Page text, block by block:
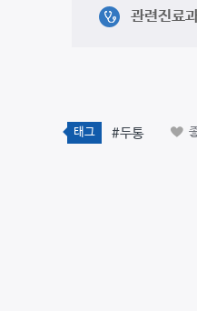
관련진료
태그 #두통